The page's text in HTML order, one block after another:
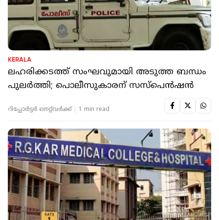
KERALA
ലഹരിക്കടത്ത് സംഘവുമായി അടുത്ത ബന്ധം
പുലര്‍ത്തി; പൊലീസുകാരന് സസ്പെന്‍ഷന്‍
റിപ്പോർട്ടർ നെറ്റ്‌വര്‍ക്ക്‌ 1 min read